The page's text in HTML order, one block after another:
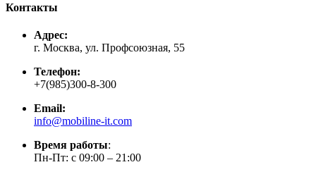
Контакты
Адрес:
г. Москва, ул. Профсоюзная, 55
Телефон:
+7(985)300-8-300
Email:
info@mobiline-it.com
Время работы:
Пн-Пт: с 09:00 – 21:00